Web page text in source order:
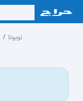
/ تويوتا